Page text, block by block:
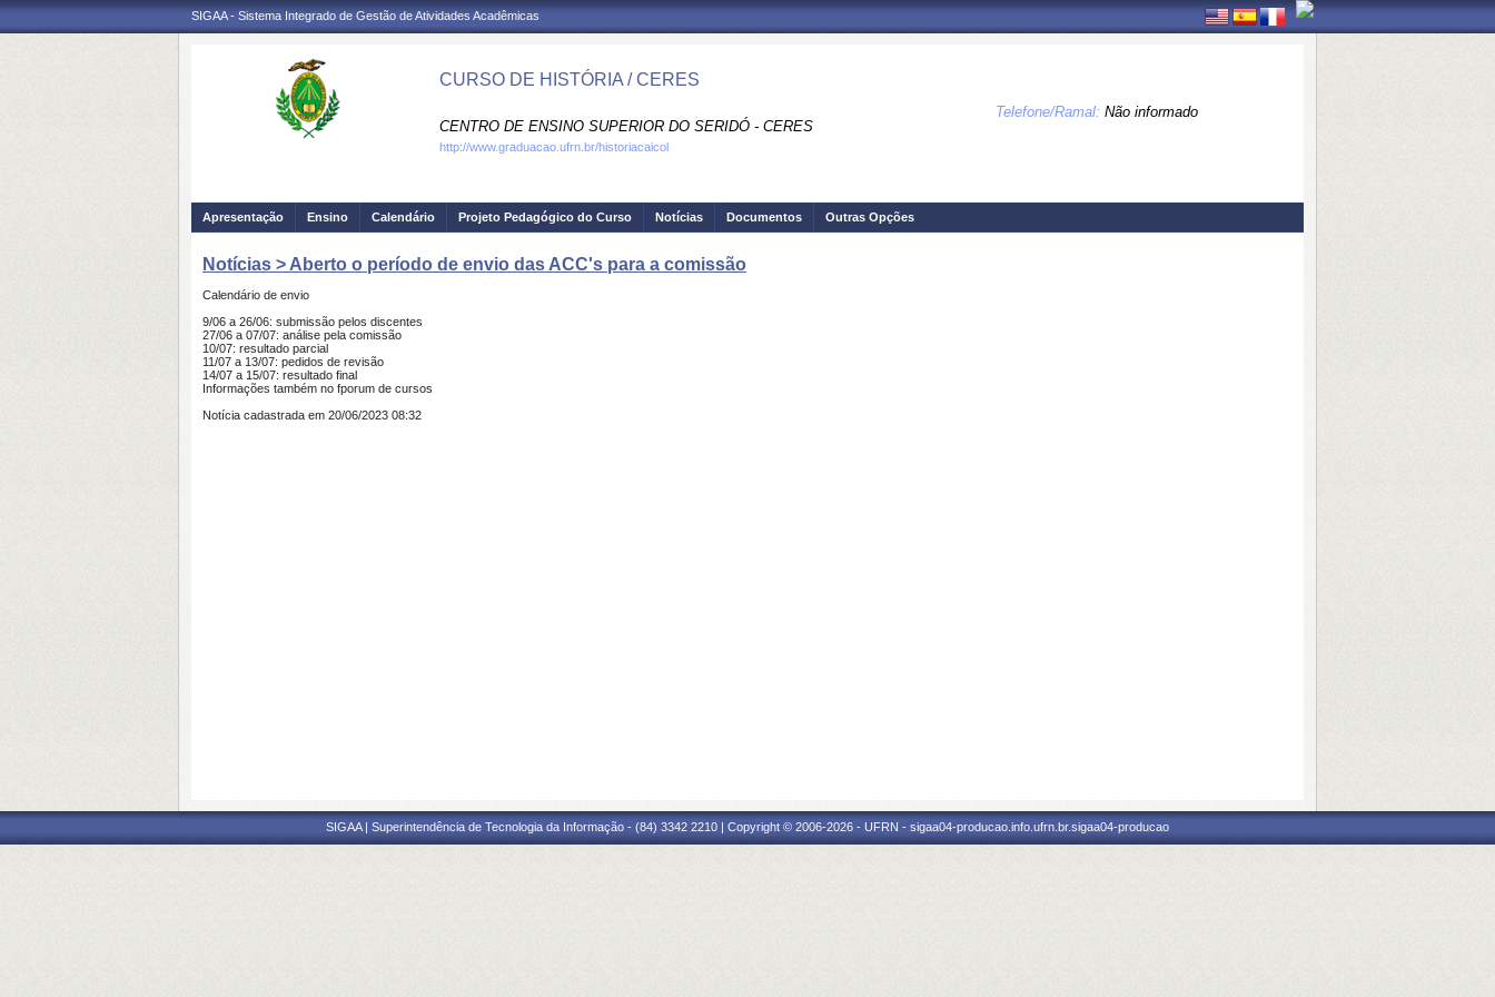
SIGAA - Sistema Integrado de Gestão de Atividades Acadêmicas
CURSO DE HISTÓRIA / CERES
CENTRO DE ENSINO SUPERIOR DO SERIDÓ - CERES
Telefone/Ramal: Não informado
http://www.graduacao.ufrn.br/historiacaicol
Apresentação Ensino Calendário Projeto Pedagógico do Curso Notícias Documentos Outras Opções
Notícias > Aberto o período de envio das ACC's para a comissão
Calendário de envio
9/06 a 26/06: submissão pelos discentes
27/06 a 07/07: análise pela comissão
10/07: resultado parcial
11/07 a 13/07: pedidos de revisão
14/07 a 15/07: resultado final
Informações também no fporum de cursos
Notícia cadastrada em 20/06/2023 08:32
SIGAA | Superintendência de Tecnologia da Informação - (84) 3342 2210 | Copyright © 2006-2026 - UFRN - sigaa04-producao.info.ufrn.br.sigaa04-producao